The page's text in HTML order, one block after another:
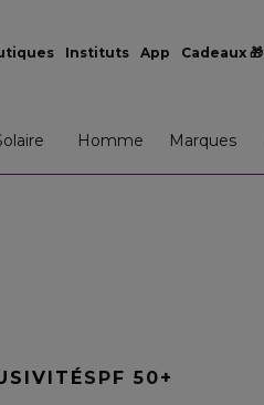
Instituts App Cadeaux 🎁
Homme Marques
SPF 50+